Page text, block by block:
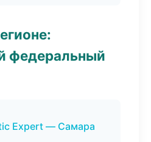
федеральный
Expert — Самара